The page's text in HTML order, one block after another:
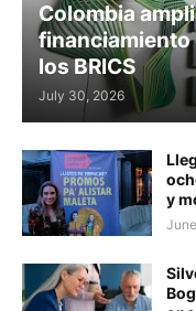
Colombia
financiamiento
los BRICS
July 30, 2026
y